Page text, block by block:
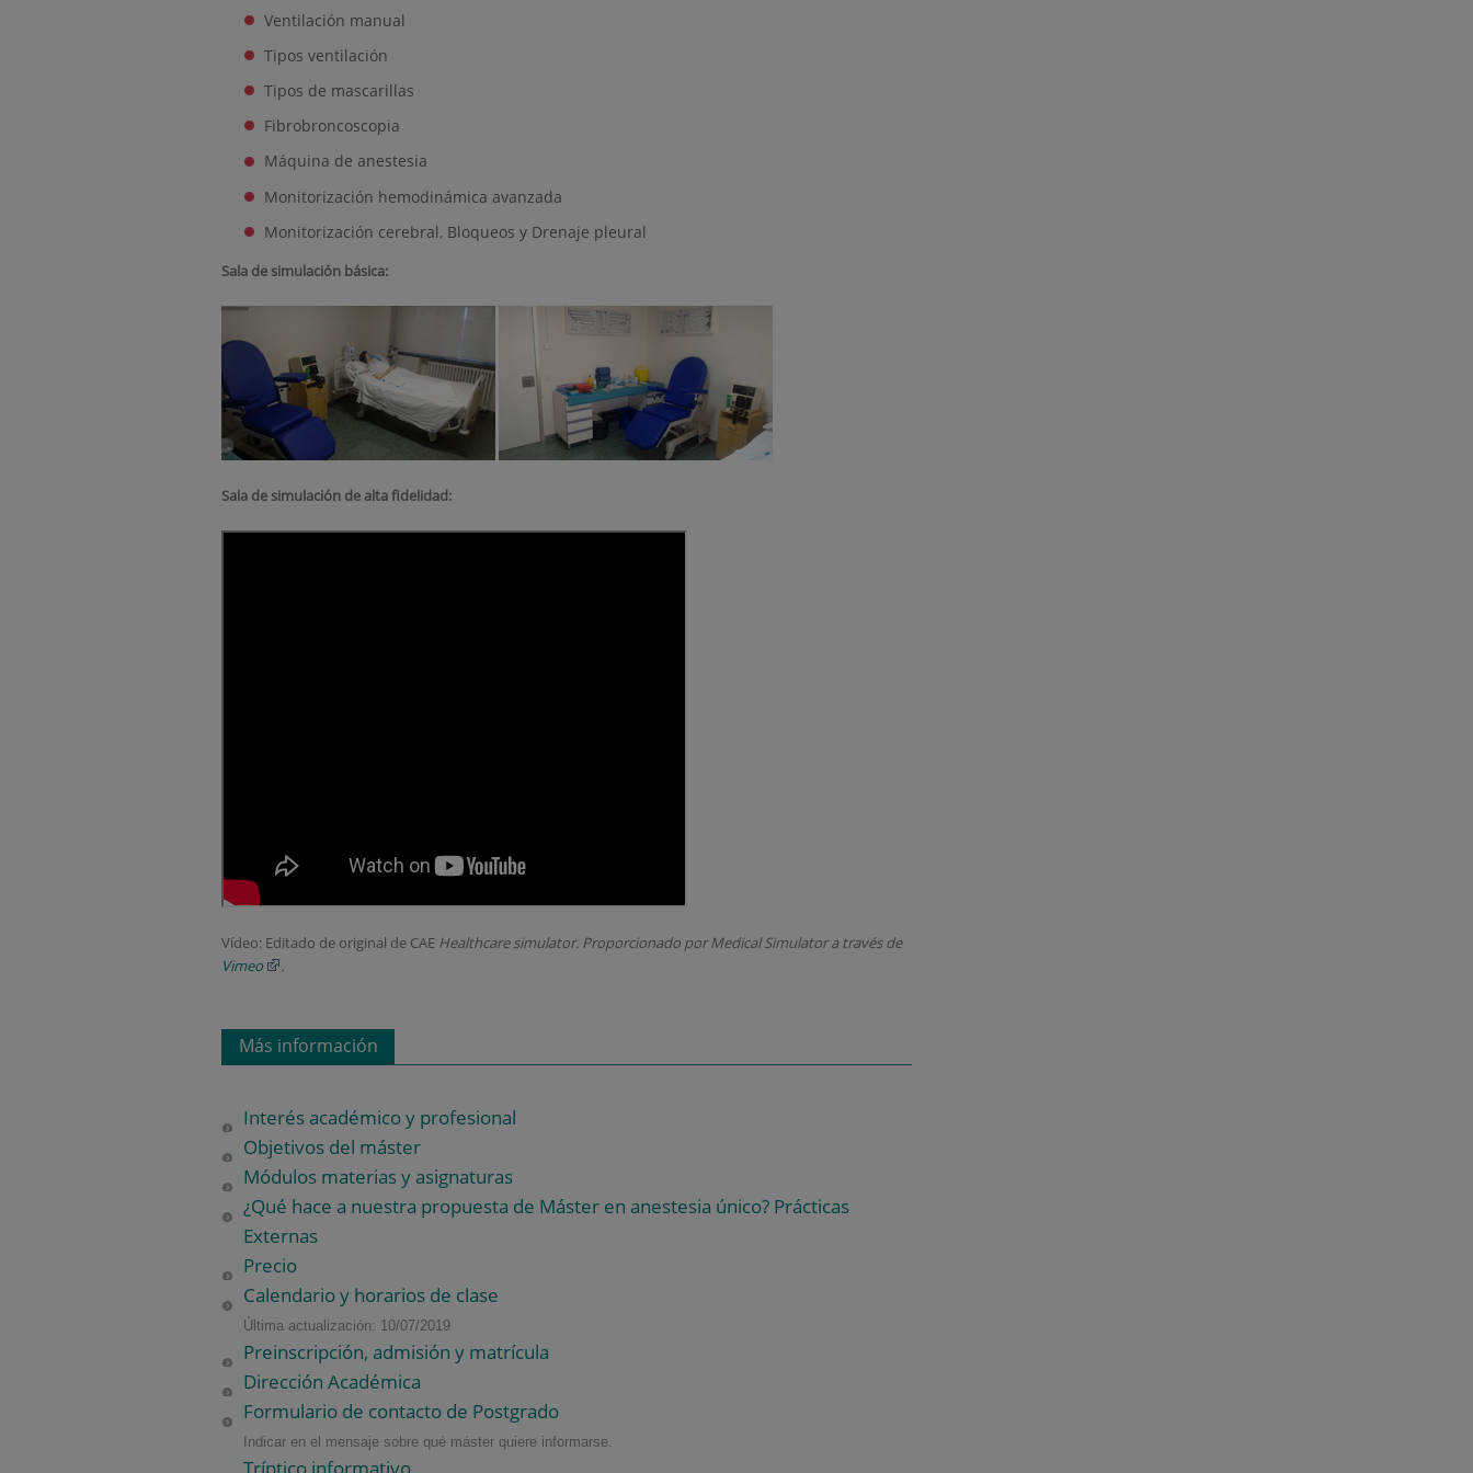
Ventilación manual
Tipos ventilación
Tipos de mascarillas
Fibrobroncoscopia
Máquina de anestesia
Monitorización hemodinámica avanzada
Monitorización cerebral, Bloqueos y Drenaje pleural
Sala de simulación básica:
Sala de simulación de alta fidelidad:
Vídeo: Editado de original de CAE Healthcare simulator. Proporcionado por Medical Simulator a través de
Vimeo
.
Más información
Interés académico y profesional
Objetivos del máster
Módulos materias y asignaturas
¿Qué hace a nuestra propuesta de Máster en anestesia único? Prácticas
Externas
Precio
Calendario y horarios de clase
Última actualización: 10/07/2019
Preinscripción, admisión y matrícula
Dirección Académica
Formulario de contacto de Postgrado
Indicar en el mensaje sobre qué máster quiere informarse.
Tríptico informativo